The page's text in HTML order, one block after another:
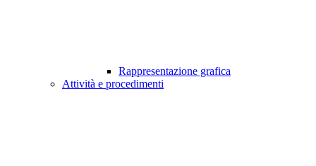
Rappresentazione grafica
Attività e procedimenti